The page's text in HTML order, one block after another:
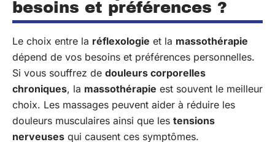
besoins et préférences ?
Le choix entre la réflexologie et la massothérapie
dépend de vos besoins et préférences personnelles.
Si vous souffrez de douleurs corporelles
chroniques, la massothérapie est souvent le meilleur
choix. Les massages peuvent aider à réduire les
douleurs musculaires ainsi que les tensions
nerveuses qui causent ces symptômes.